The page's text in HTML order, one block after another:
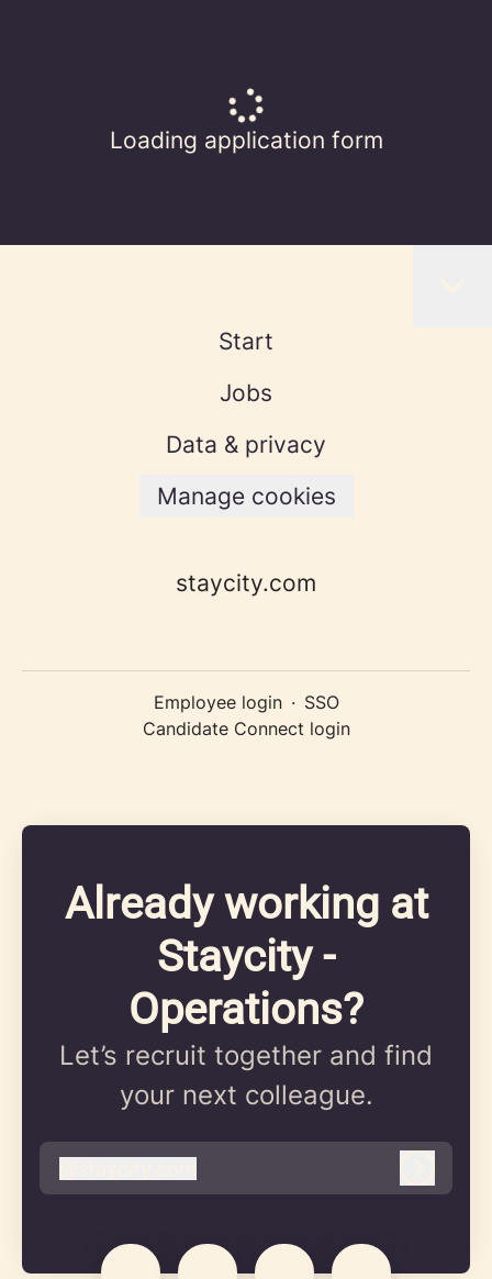
Loading application form
Start
Jobs
Data & privacy
Manage cookies
staycity.com
Employee login · SSO
Candidate Connect login
Already working at
Staycity -
Operations?
Let’s recruit together and find
your next colleague.
staycity.com